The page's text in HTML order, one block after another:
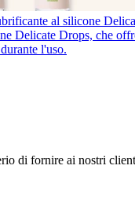
al silicone
Delicate Drops, che
l'uso.
di fornire ai nostri